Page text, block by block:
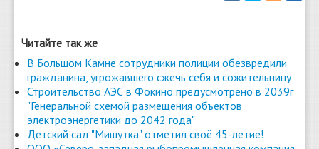
Читайте так же
В Большом Камне сотрудники полиции обезвредили
гражданина, угрожавшего сжечь себя и сожительницу
Строительство АЭС в Фокино предусмотрено в 2039г
"Генеральной схемой размещения объектов
электроэнергетики до 2042 года"
Детский сад "Мишутка" отметил своё 45-летие!